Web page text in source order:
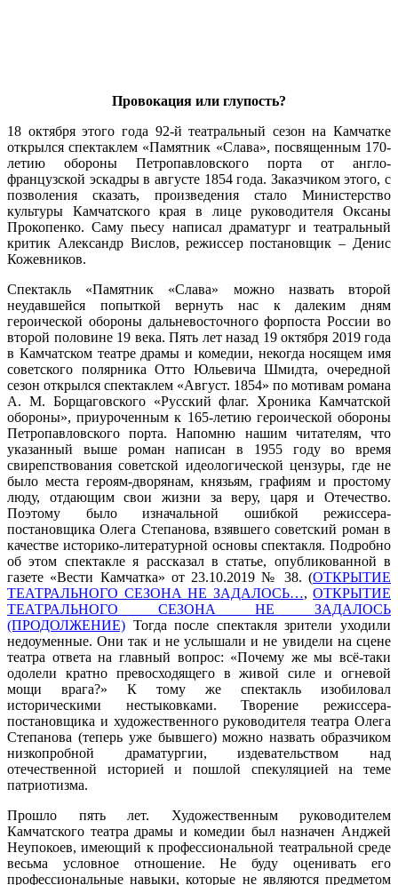
Провокация или глупость?
18 октября этого года 92-й театральный сезон на Камчатке
открылся спектаклем «Памятник «Слава», посвященным 170-
летию обороны Петропавловского порта от англо-
французской эскадры в августе 1854 года. Заказчиком этого, с
позволения сказать, произведения стало Министерство
культуры Камчатского края в лице руководителя Оксаны
Прокопенко. Саму пьесу написал драматург и театральный
критик Александр Вислов, режиссер постановщик – Денис
Кожевников.
Спектакль «Памятник «Слава» можно назвать второй
неудавшейся попыткой вернуть нас к далеким дням
героической обороны дальневосточного форпоста России во
второй половине 19 века. Пять лет назад 19 октября 2019 года
в Камчатском театре драмы и комедии, некогда носящем имя
советского полярника Отто Юльевича Шмидта, очередной
сезон открылся спектаклем «Август. 1854» по мотивам романа
А. М. Борщаговского «Русский флаг. Хроника Камчатской
обороны», приуроченным к 165-летию героической обороны
Петропавловского порта. Напомню нашим читателям, что
указанный выше роман написан в 1955 году во время
свирепствования советской идеологической цензуры, где не
было места героям-дворянам, князьям, графиям и простому
люду, отдающим свои жизни за веру, царя и Отечество.
Поэтому было изначальной ошибкой режиссера-
постановщика Олега Степанова, взявшего советский роман в
качестве историко-литературной основы спектакля. Подробно
об этом спектакле я рассказал в статье, опубликованной в
газете «Вести Камчатка» от 23.10.2019 № 38. (ОТКРЫТИЕ
ТЕАТРАЛЬНОГО СЕЗОНА НЕ ЗАДАЛОСЬ…, ОТКРЫТИЕ
ТЕАТРАЛЬНОГО СЕЗОНА НЕ ЗАДАЛОСЬ
(ПРОДОЛЖЕНИЕ) Тогда после спектакля зрители уходили
недоуменные. Они так и не услышали и не увидели на сцене
театра ответа на главный вопрос: «Почему же мы всё-таки
одолели кратно превосходящего в живой силе и огневой
мощи врага?» К тому же спектакль изобиловал
историческими нестыковками. Творение режиссера-
постановщика и художественного руководителя театра Олега
Степанова (теперь уже бывшего) можно назвать образчиком
низкопробной драматургии, издевательством над
отечественной историей и пошлой спекуляцией на теме
патриотизма.
Прошло пять лет. Художественным руководителем
Камчатского театра драмы и комедии был назначен Анджей
Неупокоев, имеющий к профессиональной театральной среде
весьма условное отношение. Не буду оценивать его
профессиональные навыки, которые не являются предметом